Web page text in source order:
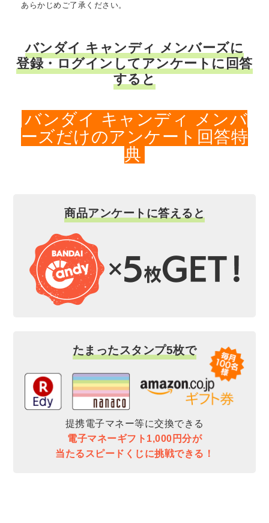
あらかじめご了承ください。
バンダイ キャンディ メンバーズに
登録・ログインしてアンケートに回答
すると
バンダイ キャンディ メンバ
ーズだけのアンケート回答特
典
商品アンケートに答えると
たまったスタンプ5枚で
提携電子マネー等に交換できる
電子マネーギフト1,000円分が
当たるスピードくじに挑戦できる！